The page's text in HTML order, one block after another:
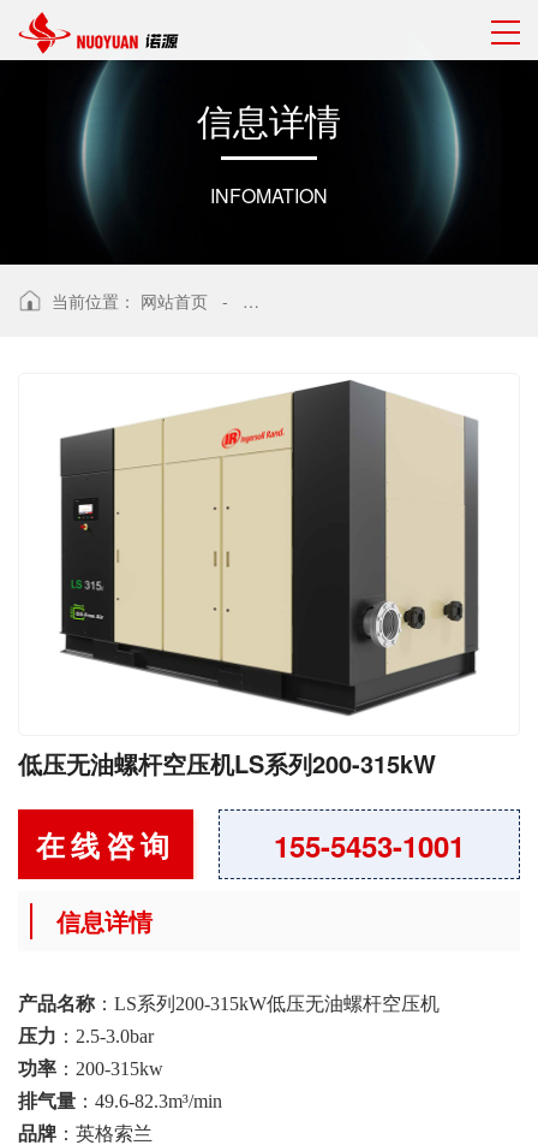
信息详情
INFOMATION
当前位置： 网站首页 - 低压无油螺杆空压机LS系列200-315kW
低压无油螺杆空压机LS系列200-315kW
在线咨询 155-5453-1001
信息详情
产品名称 ：LS系列200-315kW低压无油螺杆空压机
压力 ：2.5-3.0bar
功率 ：200-315kw
排气量 ：49.6-82.3m³/min
品牌 ：英格索兰